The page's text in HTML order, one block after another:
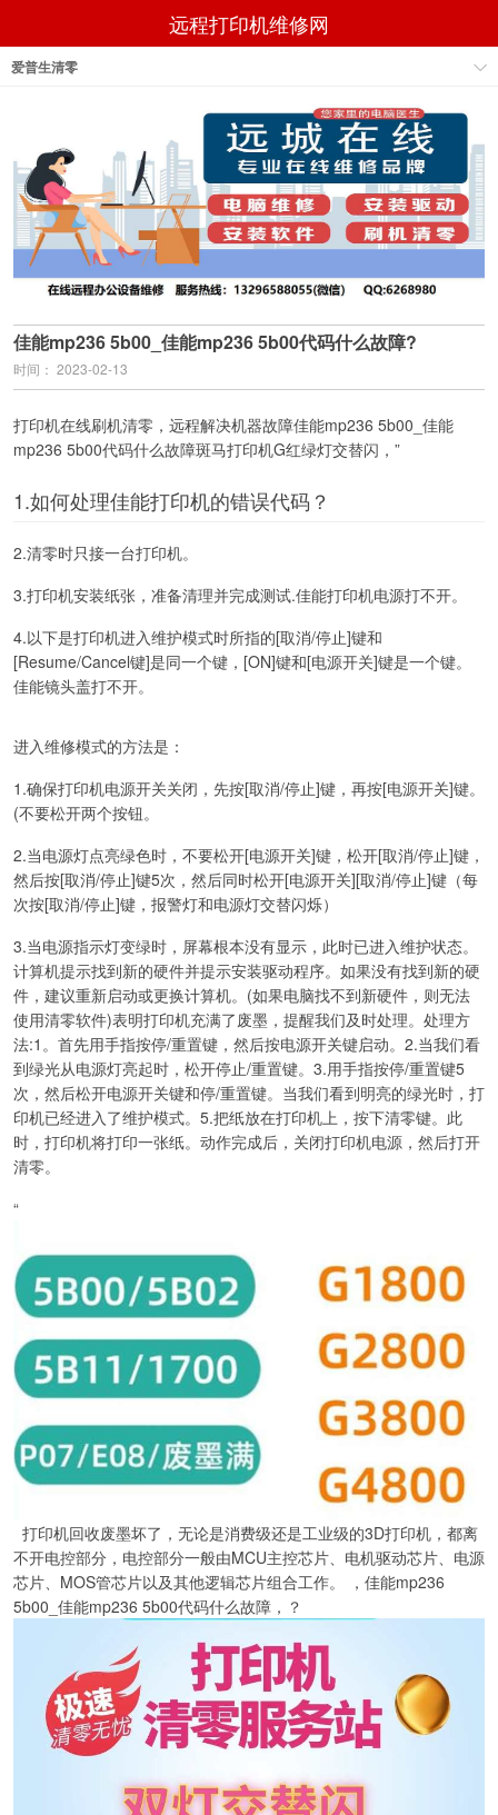
远程打印机维修网
爱普生清零
佳能mp236 5b00_佳能mp236 5b00代码什么故障?
时间： 2023-02-13
打印机在线刷机清零，远程解决机器故障佳能mp236 5b00_佳能
mp236 5b00代码什么故障斑马打印机G红绿灯交替闪，”
1.如何处理佳能打印机的错误代码？
2.清零时只接一台打印机。
3.打印机安装纸张，准备清理并完成测试.佳能打印机电源打不开。
4.以下是打印机进入维护模式时所指的[取消/停止]键和
[Resume/Cancel键]是同一个键，[ON]键和[电源开关]键是一个键。
佳能镜头盖打不开。
进入维修模式的方法是：
1.确保打印机电源开关关闭，先按[取消/停止]键，再按[电源开关]键。
(不要松开两个按钮。
2.当电源灯点亮绿色时，不要松开[电源开关]键，松开[取消/停止]键，
然后按[取消/停止]键5次，然后同时松开[电源开关][取消/停止]键（每
次按[取消/停止]键，报警灯和电源灯交替闪烁）
3.当电源指示灯变绿时，屏幕根本没有显示，此时已进入维护状态。
计算机提示找到新的硬件并提示安装驱动程序。如果没有找到新的硬
件，建议重新启动或更换计算机。(如果电脑找不到新硬件，则无法
使用清零软件)表明打印机充满了废墨，提醒我们及时处理。处理方
法:1。首先用手指按停/重置键，然后按电源开关键启动。2.当我们看
到绿光从电源灯亮起时，松开停止/重置键。3.用手指按停/重置键5
次，然后松开电源开关键和停/重置键。当我们看到明亮的绿光时，打
印机已经进入了维护模式。5.把纸放在打印机上，按下清零键。此
时，打印机将打印一张纸。动作完成后，关闭打印机电源，然后打开
清零。
“
打印机回收废墨坏了，无论是消费级还是工业级的3D打印机，都离
不开电控部分，电控部分一般由MCU主控芯片、电机驱动芯片、电源
芯片、MOS管芯片以及其他逻辑芯片组合工作。 ，佳能mp236
5b00_佳能mp236 5b00代码什么故障，？